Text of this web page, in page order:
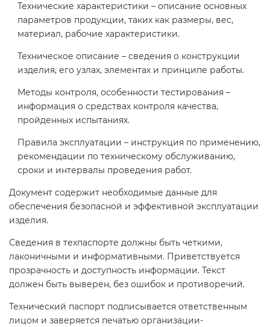
Технические характеристики – описание основных
параметров продукции, таких как размеры, вес,
материал, рабочие характеристики.
Техническое описание – сведения о конструкции
изделия, его узлах, элементах и принципе работы.
Методы контроля, особенности тестирования –
информация о средствах контроля качества,
пройденных испытаниях.
Правила эксплуатации – инструкция по применению,
рекомендации по техническому обслуживанию,
сроки и интервалы проведения работ.
Документ содержит необходимые данные для
обеспечения безопасной и эффективной эксплуатации
изделия.
Сведения в техпаспорте должны быть четкими,
лаконичными и информативными. Приветствуется
прозрачность и доступность информации. Текст
должен быть выверен, без ошибок и противоречий.
Технический паспорт подписывается ответственным
лицом и заверяется печатью организации-